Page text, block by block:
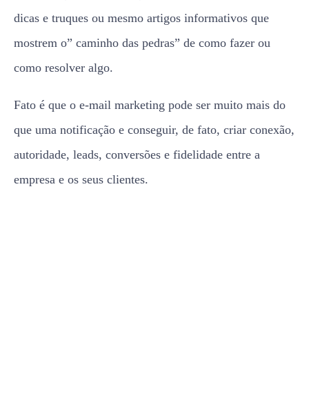
dicas e truques ou mesmo artigos informativos que
mostrem o” caminho das pedras” de como fazer ou
como resolver algo.
Fato é que o e-mail marketing pode ser muito mais do
que uma notificação e conseguir, de fato, criar conexão,
autoridade, leads, conversões e fidelidade entre a
empresa e os seus clientes.